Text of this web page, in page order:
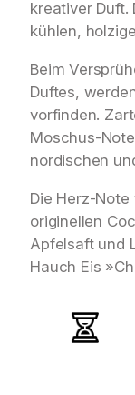
kreativer Duft.
kühlen,
Beim
Duftes,
vorfinden.
Moschus-
nordischen
Die Herz-
originellen
Apfelsaft und
Hauch Eis